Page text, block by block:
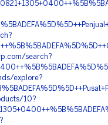
search?
explore?
10?